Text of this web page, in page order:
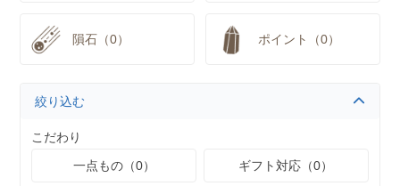
隕石（0） ポイント（0）
絞り込む
こだわり
一点もの（0）
ギフト対応（0）